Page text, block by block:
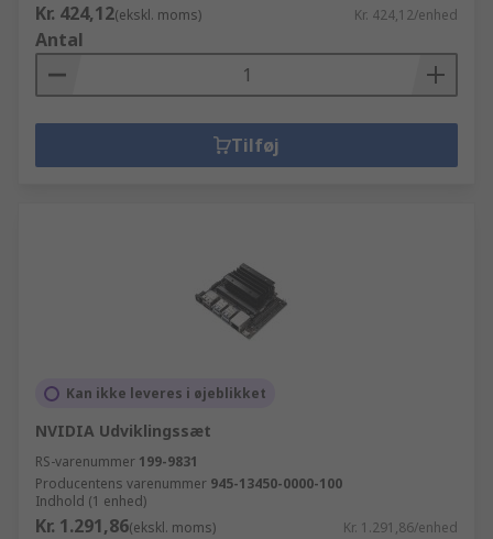
Kr. 424,12(ekskl. moms) Kr. 424,12/enhed
Antal
Tilføj
Kan ikke leveres i øjeblikket
NVIDIA Udviklingssæt
RS-varenummer 199-9831
Producentens varenummer 945-13450-0000-100
Indhold (1 enhed)
Kr. 1.291,86(ekskl. moms) Kr. 1.291,86/enhed